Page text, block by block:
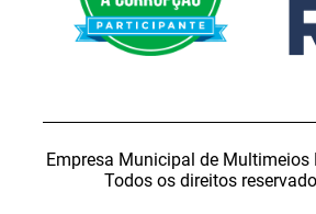
Empresa Municipal de Multimeios
Todos os direitos